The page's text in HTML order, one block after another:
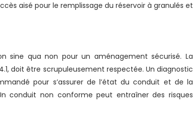
aisé pour le remplissage du réservoir à granulés et
qua non pour un aménagement sécurisé. La
doit être scrupuleusement respectée. Un diagnostic
pour s’assurer de l’état du conduit et de la
conduit non conforme peut entraîner des risques